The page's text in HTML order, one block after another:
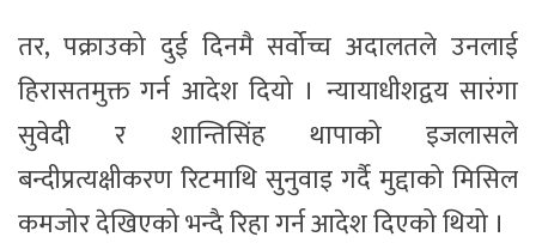
तर, पक्राउको दुई दिनमै सर्वोच्च अदालतले उनलाई
हिरासतमुक्त गर्न आदेश दियो । न्यायाधीशद्वय सारंगा
सुवेदी र शान्तिसिंह थापाको इजलासले
बन्दीप्रत्यक्षीकरण रिटमाथि सुनुवाइ गर्दै मुद्दाको मिसिल
कमजोर देखिएको भन्दै रिहा गर्न आदेश दिएको थियो ।